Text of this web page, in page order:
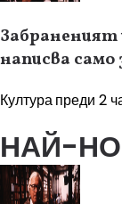
Забраненият
написва само
Културапреди 2
НАЙ-